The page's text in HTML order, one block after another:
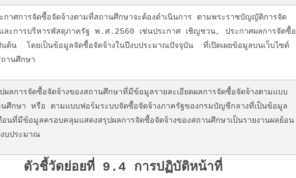
กาศการจัดซื้อจัดจ้างตามที่สถานศึกษาจะต้องดำเนินการ ตามพระราชบัญญัติการจัด
ละการบริหารพัสดุภาครัฐ พ.ศ.2560 เช่นประกาศ เชิญชวน, ประกาศผลการจัดซื้อ
นต้น โดยเป็นข้อมูลจัดซื้อจัดจ้างในปีงบประมาณปัจจุบัน ที่เปิดเผยข้อมูลบนเว็บไซต์
านศึกษา
ผลการจัดซื้อจัดจ้างของสถานศึกษาที่มีข้อมูลรายละเอียดผลการจัดซื้อจัดจ้างตามแบบ
ศึกษา หรือ ตามแบบฟอร์มระบบจัดซื้อจัดจ้างภาครัฐของกรมบัญชีกลางที่เป็นข้อมูล
อนที่มีข้อมูลครอบคลุมแสดงสรุปผลการจัดซื้อจัดจ้างของสถานศึกษาเป็นรายงานผลย้อน
บประมาณ
ตัวชี้วัดย่อยที่ 9.4 การปฏิบัติหน้าที่